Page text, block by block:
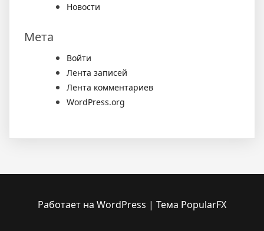
Новости
Мета
Войти
Лента записей
Лента комментариев
WordPress.org
Работает на WordPress | Тема PopularFX